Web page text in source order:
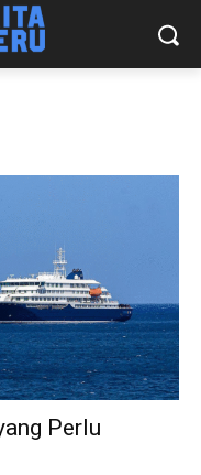
Perlu